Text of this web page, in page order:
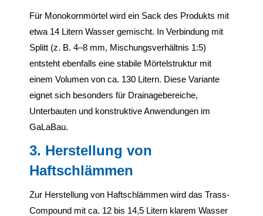
Für Monokornmörtel wird ein Sack des Produkts mit
etwa 14 Litern Wasser gemischt. In Verbindung mit
Splitt (z. B. 4–8 mm, Mischungsverhältnis 1:5)
entsteht ebenfalls eine stabile Mörtelstruktur mit
einem Volumen von ca. 130 Litern. Diese Variante
eignet sich besonders für Drainagebereiche,
Unterbauten und konstruktive Anwendungen im
GaLaBau.
3. Herstellung von
Haftschlämmen
Zur Herstellung von Haftschlämmen wird das Trass-
Compound mit ca. 12 bis 14,5 Litern klarem Wasser